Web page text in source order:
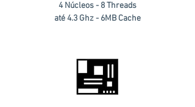
4 Núcleos - 8 Threads
até 4.3 Ghz - 6MB Cache